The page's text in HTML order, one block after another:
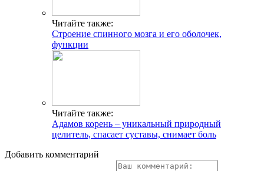
Читайте также:
Строение спинного мозга и его оболочек,
функции
Читайте также:
Адамов корень – уникальный природный
целитель, спасает суставы, снимает боль
Добавить комментарий